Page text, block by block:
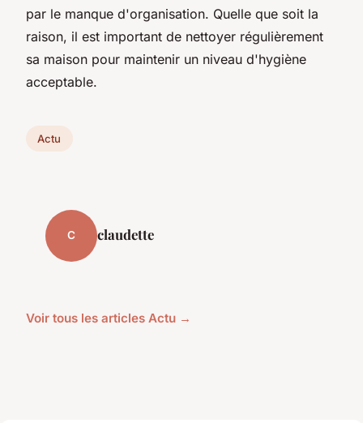
par le manque d'organisation. Quelle que soit la
raison, il est important de nettoyer régulièrement
sa maison pour maintenir un niveau d'hygiène
acceptable.
Actu
C claudette
Voir tous les articles Actu →